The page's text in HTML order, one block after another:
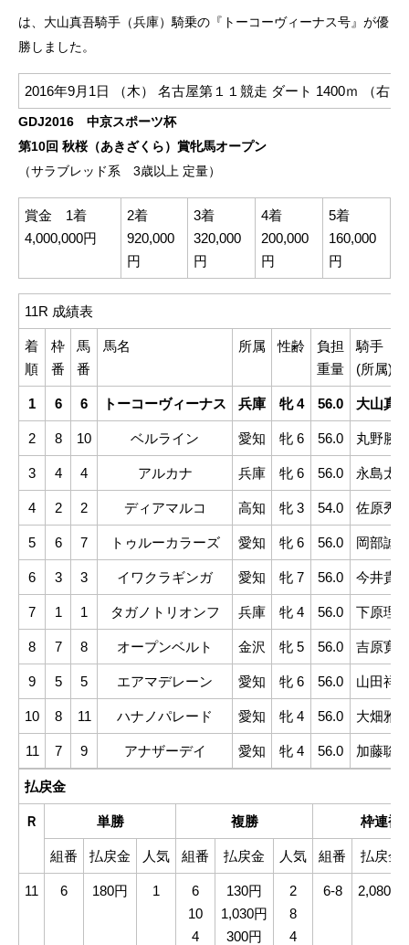
は、大山真吾騎手（兵庫）騎乗の『トーコーヴィーナス号』が優
勝しました。
2016年9月1日 （木） 名古屋第１１競走 ダート 1400ｍ （右
GDJ2016 中京スポーツ杯
第10回 秋桜（あきざくら）賞牝馬オープン
（サラブレッド系 3歳以上 定量）
賞金 1着
4,000,000円
2着
920,000
円
3着
320,000
円
4着
200,000
円
5着
160,000
円
11R 成績表
着
順
枠
番
馬
番
馬名 所属 性齢
負担
重量
騎手
(所属)
1 6 6 トーコーヴィーナス 兵庫 牝 4 56.0 大山真(
2 8 10 ベルライン 愛知 牝 6 56.0 丸野勝(
3 4 4 アルカナ 兵庫 牝 6 56.0 永島太(
4 2 2 ディアマルコ 高知 牝 3 54.0 佐原秀(
5 6 7 トゥルーカラーズ 愛知 牝 6 56.0 岡部誠(
6 3 3 イワクラギンガ 愛知 牝 7 56.0 今井貴(
7 1 1 タガノトリオンフ 兵庫 牝 4 56.0 下原理(
8 7 8 オープンベルト 金沢 牝 5 56.0 吉原寛(
9 5 5 エアマデレーン 愛知 牝 6 56.0 山田祥(
10 8 11 ハナノパレード 愛知 牝 4 56.0 大畑雅(
11 7 9 アナザーデイ 愛知 牝 4 56.0 加藤聡(
払戻金
Ｒ 単勝 複勝 枠連複
組番 払戻金 人気 組番 払戻金 人気 組番 払戻金
11 6 180円 1
6
10
4
130円
1,030円
300円
2
8
4
6-8 2,080円